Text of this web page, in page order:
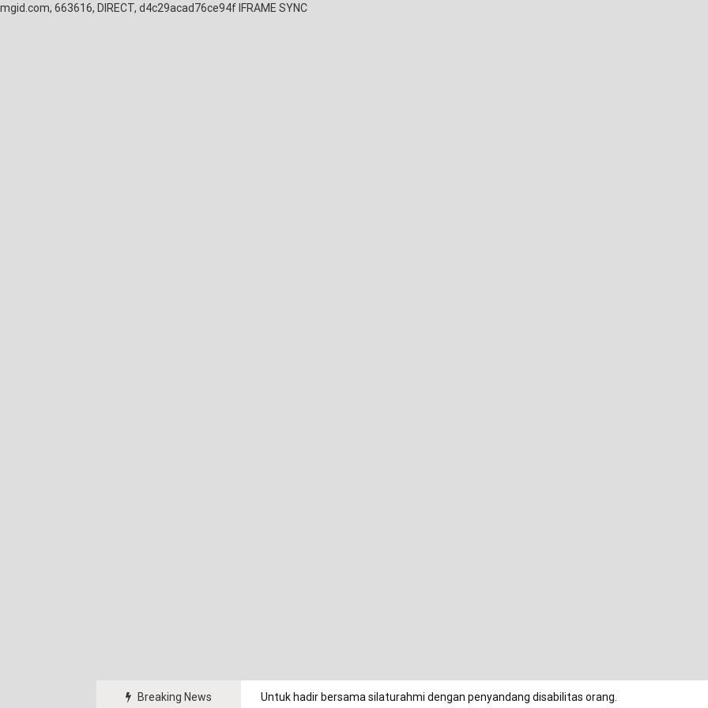
mgid.com, 663616, DIRECT, d4c29acad76ce94f IFRAME SYNC
Breaking News Untuk hadir bersama silaturahmi dengan penyandang disabilitas orang.